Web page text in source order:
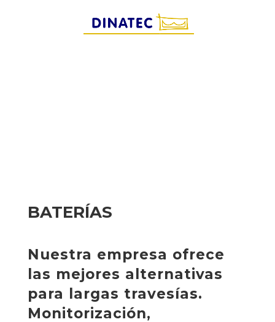
BATERÍAS
Nuestra empresa ofrece
las mejores alternativas
para largas travesías.
Monitorización,